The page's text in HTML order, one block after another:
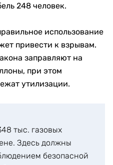
248 человек.
использование
привести к взрывам.
заправляют на
при этом
утилизации.
тыс. газовых
Здесь должны
безопасной